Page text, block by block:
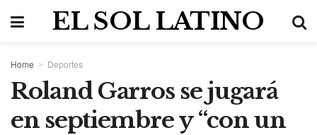
EL SOL LATINO
Home Deportes
Roland Garros se jugará
en septiembre y “con un